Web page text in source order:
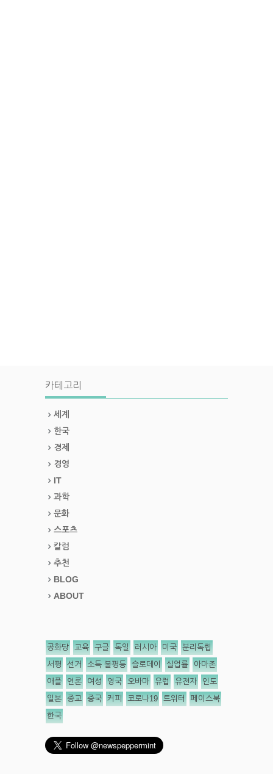
카테고리
세계
한국
경제
경영
IT
과학
문화
스포츠
칼럼
추천
BLOG
ABOUT
공화당 교육 구글 독일 러시아 미국 분리독립
서평 선거 소득 불평등 슬로데이 실업률 아마존
애플 언론 여성 영국 오바마 유럽 유전자 인도
일본 종교 중국 커피 코로나19 트위터 페이스북
한국